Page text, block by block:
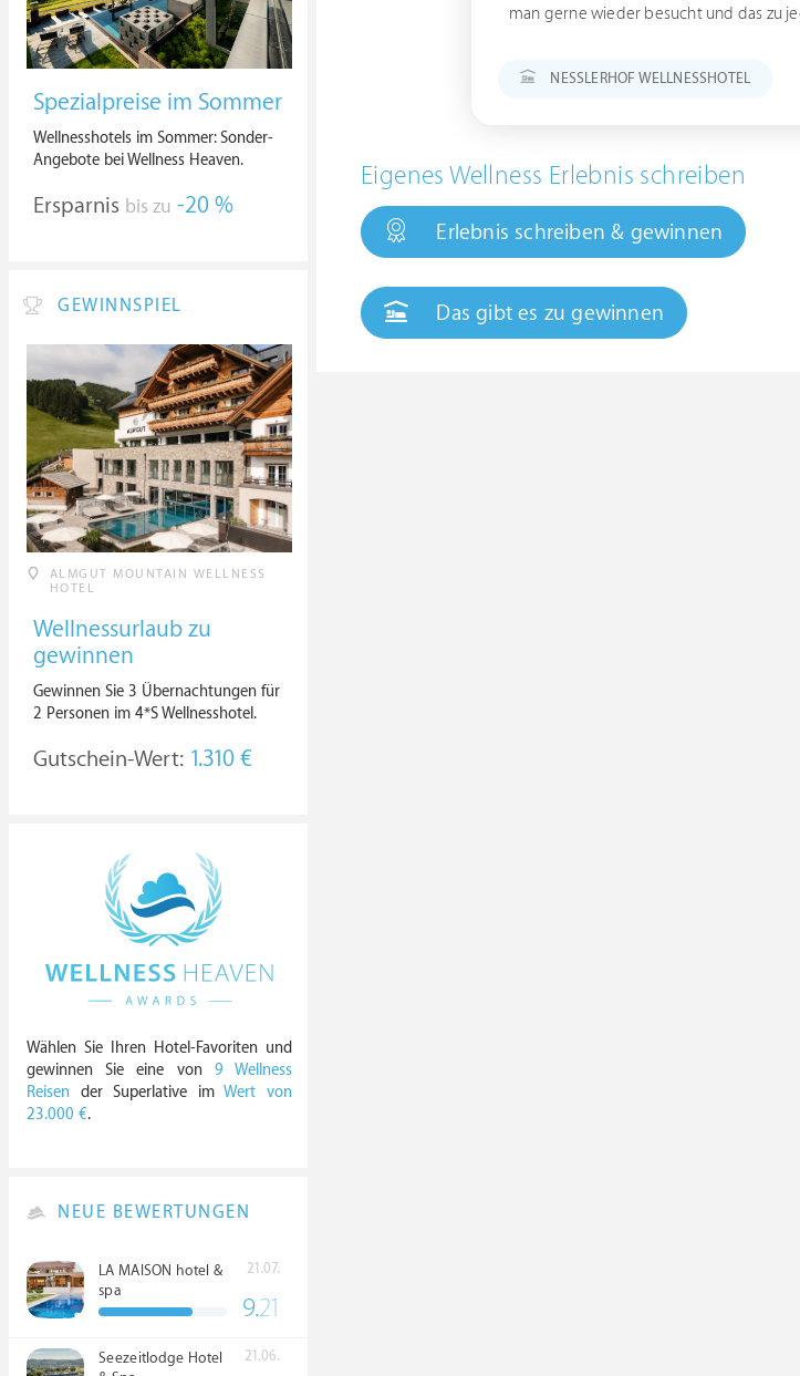
man gerne wieder besucht und das zu
NESSLERHOF WELLNESSHOTEL
Eigenes Wellness Erlebnis schreiben
Erlebnis schreiben & gewinnen
Das gibt es zu gewinnen
Spezialpreise im Sommer
Wellnesshotels im Sommer: Sonder-
Angebote bei Wellness Heaven.
Ersparnis bis zu -20 %
GEWINNSPIEL
ALMGUT MOUNTAIN WELLNESS
HOTEL
Wellnessurlaub zu
gewinnen
Gewinnen Sie 3 Übernachtungen für
2 Personen im 4*S Wellnesshotel.
Gutschein-Wert: 1.310 €
Wählen Sie Ihren Hotel-Favoriten und
gewinnen Sie eine von 9 Wellness
Reisen der Superlative imWert von
23.000 €.
NEUE BEWERTUNGEN
LA MAISON hotel &
spa
21.07.
9.21
Seezeitlodge Hotel
21.06.